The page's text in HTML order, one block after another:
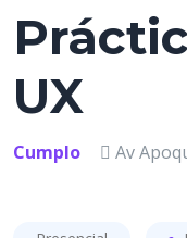
UX
Cumplo Av